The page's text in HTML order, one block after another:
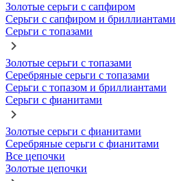
Золотые серьги с сапфиром
Серьги с сапфиром и бриллиантами
Серьги с топазами
Золотые серьги с топазами
Серебряные серьги с топазами
Серьги с топазом и бриллиантами
Серьги с фианитами
Золотые серьги с фианитами
Серебряные серьги с фианитами
Все цепочки
Золотые цепочки